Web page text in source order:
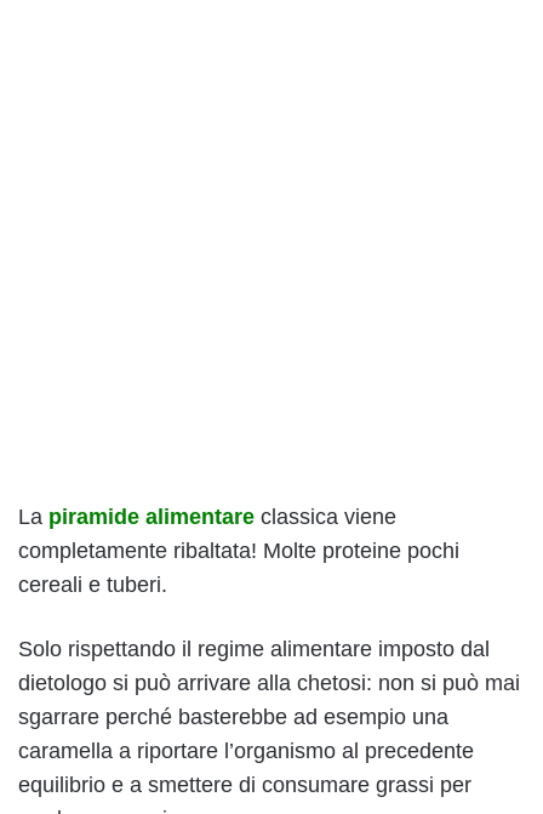
La piramide alimentare classica viene
completamente ribaltata! Molte proteine pochi
cereali e tuberi.
Solo rispettando il regime alimentare imposto dal
dietologo si può arrivare alla chetosi: non si può mai
sgarrare perché basterebbe ad esempio una
caramella a riportare l’organismo al precedente
equilibrio e a smettere di consumare grassi per